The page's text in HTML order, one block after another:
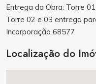
Entrega da Obra: Torre
Torre 02 e 03 entrega
Incorporação 68577
Localização do